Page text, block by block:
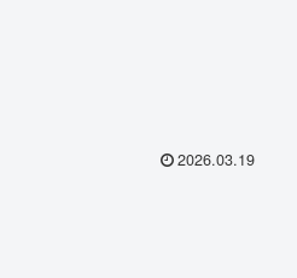
2026.03.19